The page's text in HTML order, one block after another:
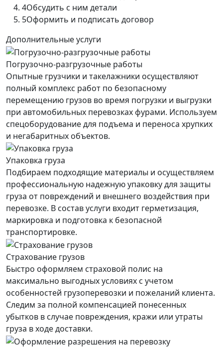
4Обсудить с ним детали
5Оформить и подписать договор
Дополнительные услуги
Погрузочно-разгрузочные работы
Опытные грузчики и такелажники осуществляют
полный комплекс работ по безопасному
перемещению грузов во время погрузки и выгрузки
при автомобильных перевозках фурами. Используем
спецоборудование для подъема и переноса хрупких
и негабаритных объектов.
Упаковка груза
Подбираем подходящие материалы и осуществляем
профессиональную надежную упаковку для защиты
груза от повреждений и внешнего воздействия при
перевозке. В состав услуги входит герметизация,
маркировка и подготовка к безопасной
транспортировке.
Страхование грузов
Быстро оформляем страховой полис на
максимально выгодных условиях с учетом
особенностей грузоперевозки и пожеланий клиента.
Следим за полной компенсацией понесенных
убытков в случае повреждения, кражи или утраты
груза в ходе доставки.